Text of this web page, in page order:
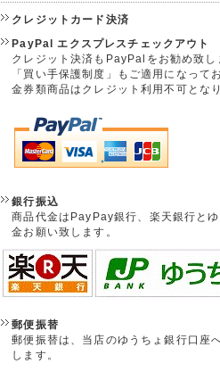
クレジットカード決済
PayPal エクスプレスチェックアウト
クレジット決済もPayPalをお勧め致し
「買い手保護制度」もご適用になって
金券類商品はクレジット利用不可とな
銀行振込
商品代金はPayPay銀行、楽天銀行と
金お願い致します。
郵便振替
郵便振替は、当店のゆうちょ銀行口座
します。